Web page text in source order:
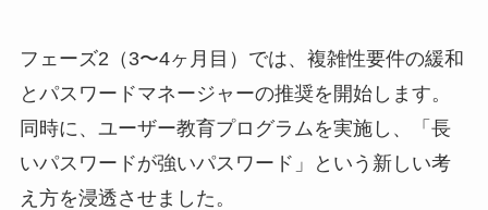
フェーズ2（3〜4ヶ月目）では、複雑性要件の緩和
とパスワードマネージャーの推奨を開始します。
同時に、ユーザー教育プログラムを実施し、「長
いパスワードが強いパスワード」という新しい考
え方を浸透させました。